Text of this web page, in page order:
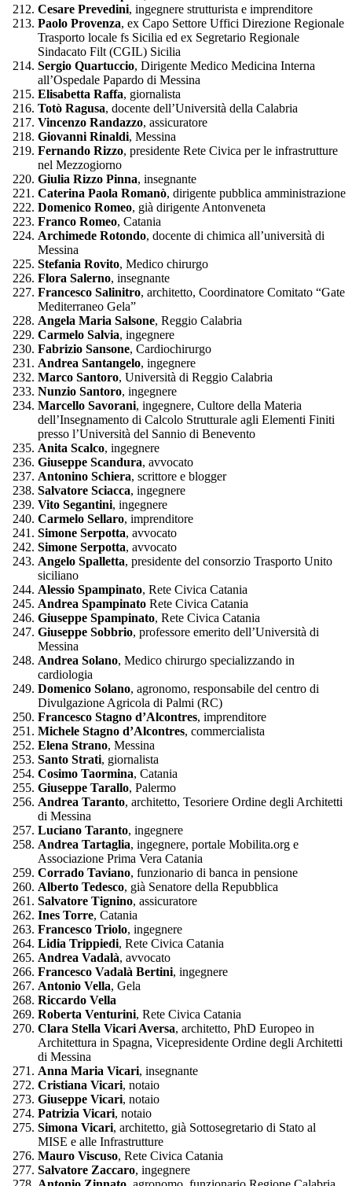
Cesare Prevedini, ingegnere strutturista e imprenditore
Paolo Provenza, ex Capo Settore Uffici Direzione Regionale
Trasporto locale fs Sicilia ed ex Segretario Regionale
Sindacato Filt (CGIL) Sicilia
Sergio Quartuccio, Dirigente Medico Medicina Interna
all’Ospedale Papardo di Messina
Elisabetta Raffa, giornalista
Totò Ragusa, docente dell’Università della Calabria
Vincenzo Randazzo, assicuratore
Giovanni Rinaldi, Messina
Fernando Rizzo, presidente Rete Civica per le infrastrutture
nel Mezzogiorno
Giulia Rizzo Pinna, insegnante
Caterina Paola Romanò, dirigente pubblica amministrazione
Domenico Romeo, già dirigente Antonveneta
Franco Romeo, Catania
Archimede Rotondo, docente di chimica all’università di
Messina
Stefania Rovito, Medico chirurgo
Flora Salerno, insegnante
Francesco Salinitro, architetto, Coordinatore Comitato “Gate
Mediterraneo Gela”
Angela Maria Salsone, Reggio Calabria
Carmelo Salvia, ingegnere
Fabrizio Sansone, Cardiochirurgo
Andrea Santangelo, ingegnere
Marco Santoro, Università di Reggio Calabria
Nunzio Santoro, ingegnere
Marcello Savorani, ingegnere, Cultore della Materia
dell’Insegnamento di Calcolo Strutturale agli Elementi Finiti
presso l’Università del Sannio di Benevento
Anita Scalco, ingegnere
Giuseppe Scandura, avvocato
Antonino Schiera, scrittore e blogger
Salvatore Sciacca, ingegnere
Vito Segantini, ingegnere
Carmelo Sellaro, imprenditore
Simone Serpotta, avvocato
Simone Serpotta, avvocato
Angelo Spalletta, presidente del consorzio Trasporto Unito
siciliano
Alessio Spampinato, Rete Civica Catania
Andrea Spampinato Rete Civica Catania
Giuseppe Spampinato, Rete Civica Catania
Giuseppe Sobbrio, professore emerito dell’Università di
Messina
Andrea Solano, Medico chirurgo specializzando in
cardiologia
Domenico Solano, agronomo, responsabile del centro di
Divulgazione Agricola di Palmi (RC)
Francesco Stagno d’Alcontres, imprenditore
Michele Stagno d’Alcontres, commercialista
Elena Strano, Messina
Santo Strati, giornalista
Cosimo Taormina, Catania
Giuseppe Tarallo, Palermo
Andrea Taranto, architetto, Tesoriere Ordine degli Architetti
di Messina
Luciano Taranto, ingegnere
Andrea Tartaglia, ingegnere, portale Mobilita.org e
Associazione Prima Vera Catania
Corrado Taviano, funzionario di banca in pensione
Alberto Tedesco, già Senatore della Repubblica
Salvatore Tignino, assicuratore
Ines Torre, Catania
Francesco Triolo, ingegnere
Lidia Trippiedi, Rete Civica Catania
Andrea Vadalà, avvocato
Francesco Vadalà Bertini, ingegnere
Antonio Vella, Gela
Riccardo Vella
Roberta Venturini, Rete Civica Catania
Clara Stella Vicari Aversa, architetto, PhD Europeo in
Architettura in Spagna, Vicepresidente Ordine degli Architetti
di Messina
Anna Maria Vicari, insegnante
Cristiana Vicari, notaio
Giuseppe Vicari, notaio
Patrizia Vicari, notaio
Simona Vicari, architetto, già Sottosegretario di Stato al
MISE e alle Infrastrutture
Mauro Viscuso, Rete Civica Catania
Salvatore Zaccaro, ingegnere